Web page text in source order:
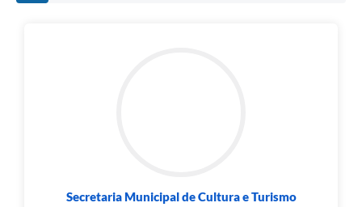
Secretaria Municipal de Cultura e Turismo